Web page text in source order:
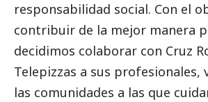
responsabilidad social. Con el
contribuir de la mejor manera
decidimos colaborar con Cruz
Telepizzas a sus profesionales,
las comunidades a las que